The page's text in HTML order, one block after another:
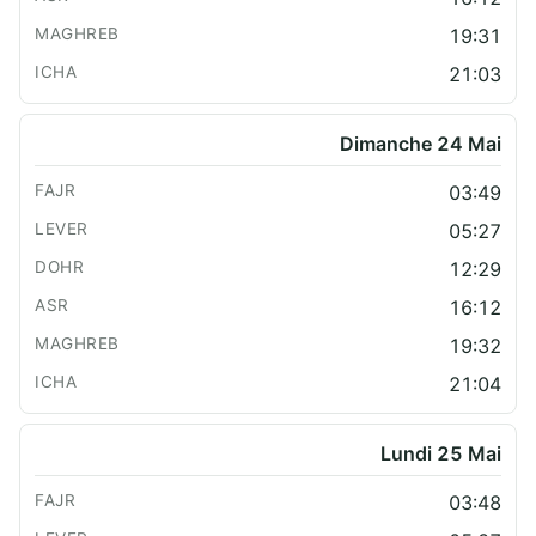
19:31
21:03
Dimanche 24 Mai
03:49
05:27
12:29
16:12
19:32
21:04
Lundi 25 Mai
03:48